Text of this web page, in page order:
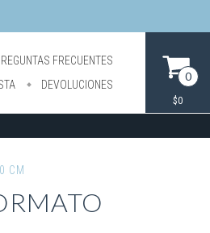
FRECUENTES
DEVOLUCIONES
0
$0
CM